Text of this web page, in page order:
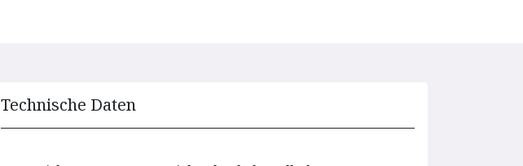
Technische D​aten